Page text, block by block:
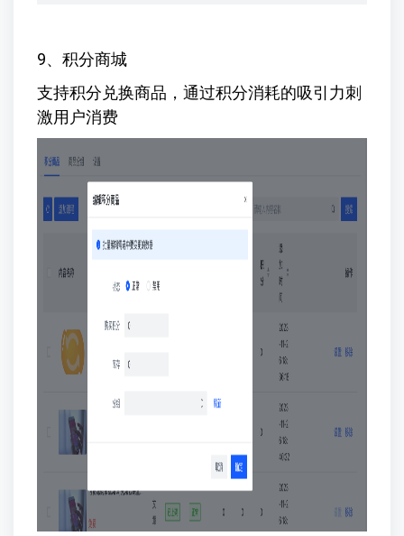
9、积分商城
支持积分兑换商品，通过积分消耗的吸引力刺
激用户消费